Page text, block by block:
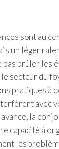
sont au
un léger
pas brûler les
secteur du
pratiques à
avec
la
capacité à
les